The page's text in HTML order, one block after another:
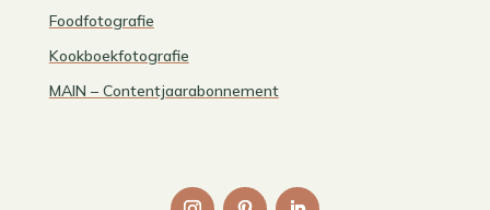
Foodfotografie
Kookboekfotografie
MAIN – Contentjaarabonnement